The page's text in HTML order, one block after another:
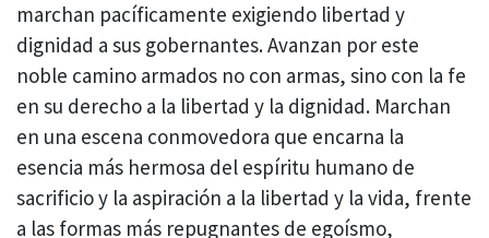
marchan pacíficamente exigiendo libertad y
dignidad a sus gobernantes. Avanzan por este
noble camino armados no con armas, sino con la fe
en su derecho a la libertad y la dignidad. Marchan
en una escena conmovedora que encarna la
esencia más hermosa del espíritu humano de
sacrificio y la aspiración a la libertad y la vida, frente
a las formas más repugnantes de egoísmo,